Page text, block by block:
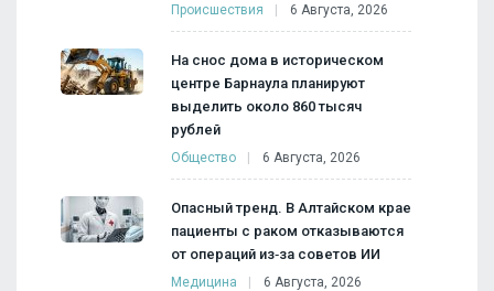
Происшествия 6 Августа, 2026
На снос дома в историческом
центре Барнаула планируют
выделить около 860 тысяч
рублей
Общество 6 Августа, 2026
Опасный тренд. В Алтайском крае
пациенты с раком отказываются
от операций из‑за советов ИИ
Медицина 6 Августа, 2026